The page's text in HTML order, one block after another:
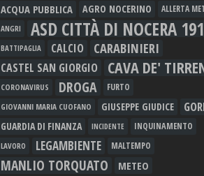
ACQUA PUBBLICA AGRO NOCERINO
ALLERTA
ANGRI
ASD CITTÀ DI NOCERA
BATTIPAGLIA CALCIO CARABINIERI
CASTEL SAN GIORGIO CAVA DE'
CORONAVIRUS DROGA FURTO
GIOVANNI MARIA CUOFANO GIUSEPPE GIUDICE
GUARDIA DI FINANZA INCIDENTE INQUINAMENTO
LAVORO LEGAMBIENTE MALTEMPO
MANLIO TORQUATO METEO